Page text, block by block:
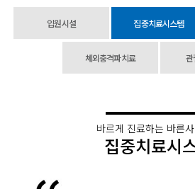
입원시설 집중치료시스템
체외충격파치료
바르게 진료하는 바른
집중치료시